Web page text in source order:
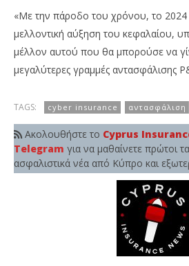
«Με την πάροδο του χρόνου, το 2024
μελλοντική αύξηση του κεφαλαίου,
μέλλον αυτού που θα μπορούσε να
μεγαλύτερες γραμμές αντασφάλισης
TAGS: cyber insurance αντασφάλιση
Ακολουθήστε το Cyprus
Telegram για να μαθαίνετε πρώτοι
ασφαλιστικά νέα από Κύπρο και